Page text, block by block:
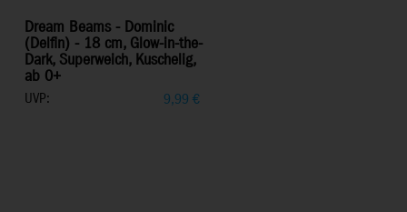
Dream Beams - Dominic
(Delfin) - 18 cm, Glow-in-the-
Dark, Superweich, Kuschelig,
ab 0+
UVP: 9,99 €